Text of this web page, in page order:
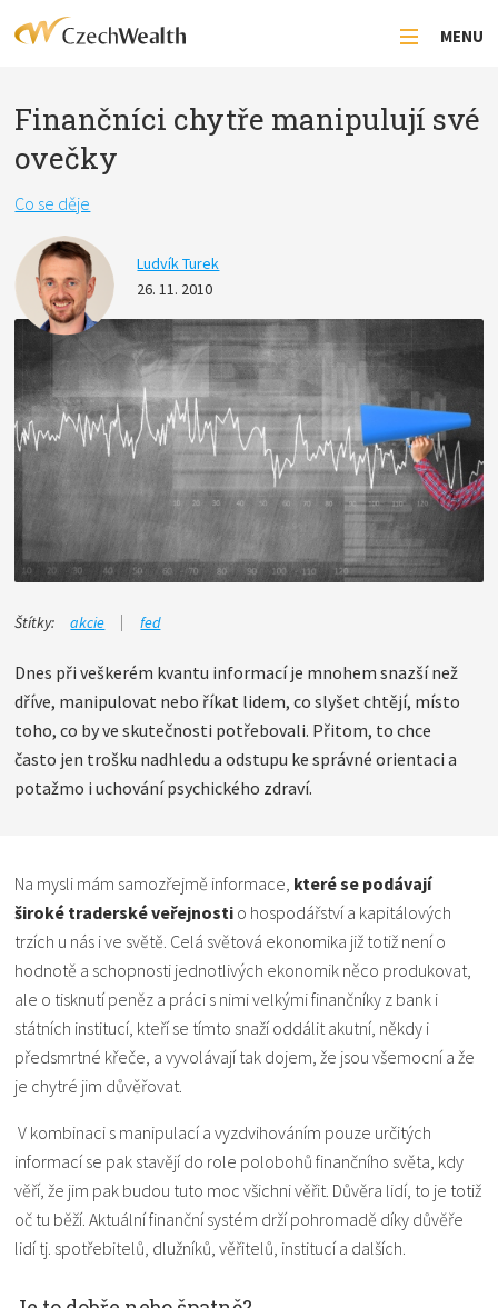
MENU
Finančníci chytře manipulují své
ovečky
Co se děje
Ludvík Turek
26. 11. 2010
Štítky: akcie fed
Dnes při veškerém kvantu informací je mnohem snazší než
dříve, manipulovat nebo říkat lidem, co slyšet chtějí, místo
toho, co by ve skutečnosti potřebovali. Přitom, to chce
často jen trošku nadhledu a odstupu ke správné orientaci a
potažmo i uchování psychického zdraví.
Na mysli mám samozřejmě informace, které se podávají
široké traderské veřejnosti o hospodářství a kapitálových
trzích u nás i ve světě. Celá světová ekonomika již totiž není o
hodnotě a schopnosti jednotlivých ekonomik něco produkovat,
ale o tisknutí peněz a práci s nimi velkými finančníky z bank i
státních institucí, kteří se tímto snaží oddálit akutní, někdy i
předsmrtné křeče, a vyvolávají tak dojem, že jsou všemocní a že
je chytré jim důvěřovat.
V kombinaci s manipulací a vyzdvihováním pouze určitých
informací se pak stavějí do role polobohů finančního světa, kdy
věří, že jim pak budou tuto moc všichni věřit. Důvěra lidí, to je totiž
oč tu běží. Aktuální finanční systém drží pohromadě díky důvěře
lidí tj. spotřebitelů, dlužníků, věřitelů, institucí a dalších.